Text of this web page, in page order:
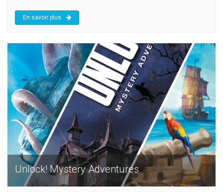
En savoir plus
Unlock! Mystery Adventures